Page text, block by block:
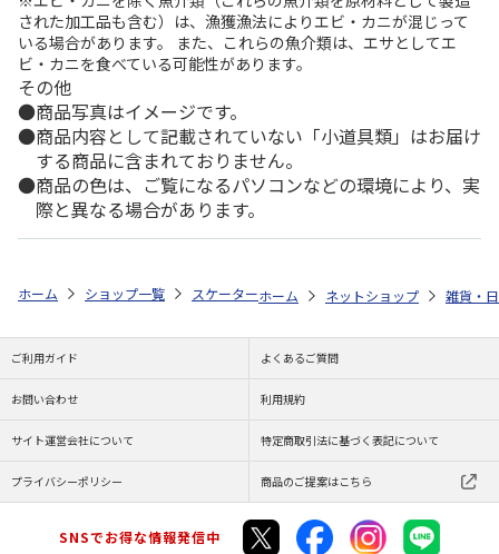
された加工品も含む）は、漁獲漁法によりエビ・カニが混じって
いる場合があります。 また、これらの魚介類は、エサとしてエ
ビ・カニを食べている可能性があります。
その他
商品写真はイメージです。
商品内容として記載されていない「小道具類」はお届け
する商品に含まれておりません。
商品の色は、ご覧になるパソコンなどの環境により、実
際と異なる場合があります。
ホーム ショップ一覧 スケーター ビニールバッグ PEANUTS カラー
ホーム ネットショップ 雑貨・
ご利用ガイド よくあるご質問
お問い合わせ 利用規約
サイト運営会社について 特定商取引法に基づく表記について
プライバシーポリシー 商品のご提案はこちら
SNSでお得な情報発信中